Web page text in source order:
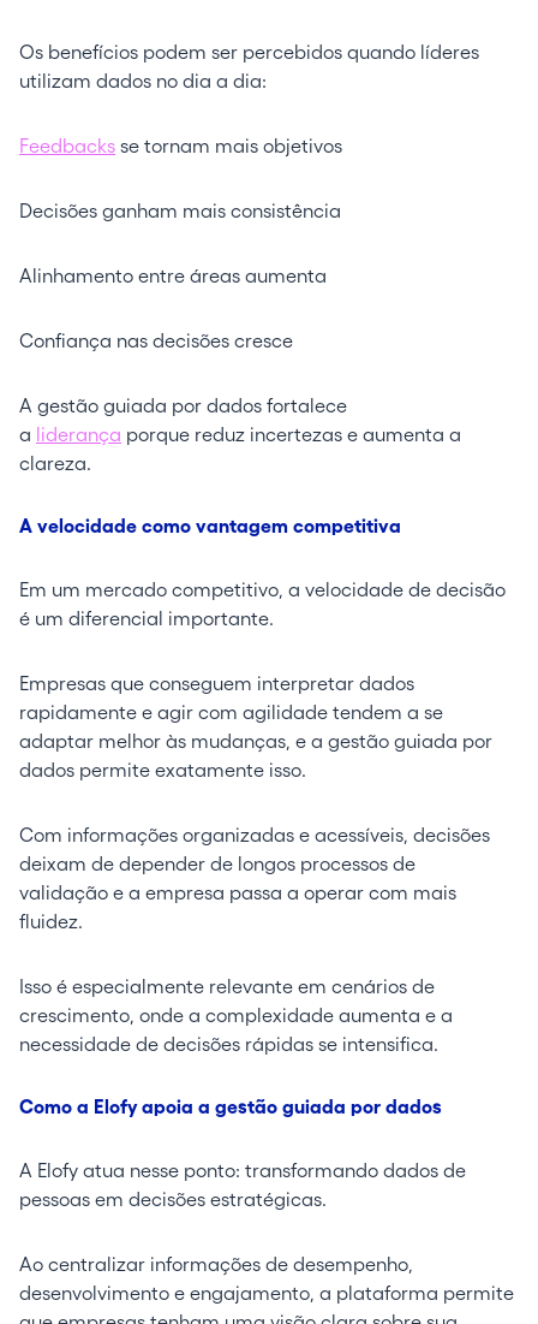
Os benefícios podem ser percebidos quando líderes
utilizam dados no dia a dia:
Feedbacks se tornam mais objetivos
Decisões ganham mais consistência
Alinhamento entre áreas aumenta
Confiança nas decisões cresce
A gestão guiada por dados fortalece
a liderança porque reduz incertezas e aumenta a
clareza.
A velocidade como vantagem competitiva
Em um mercado competitivo, a velocidade de decisão
é um diferencial importante.
Empresas que conseguem interpretar dados
rapidamente e agir com agilidade tendem a se
adaptar melhor às mudanças, e a gestão guiada por
dados permite exatamente isso.
Com informações organizadas e acessíveis, decisões
deixam de depender de longos processos de
validação e a empresa passa a operar com mais
fluidez.
Isso é especialmente relevante em cenários de
crescimento, onde a complexidade aumenta e a
necessidade de decisões rápidas se intensifica.
Como a Elofy apoia a gestão guiada por dados
A Elofy atua nesse ponto: transformando dados de
pessoas em decisões estratégicas.
Ao centralizar informações de desempenho,
desenvolvimento e engajamento, a plataforma permite